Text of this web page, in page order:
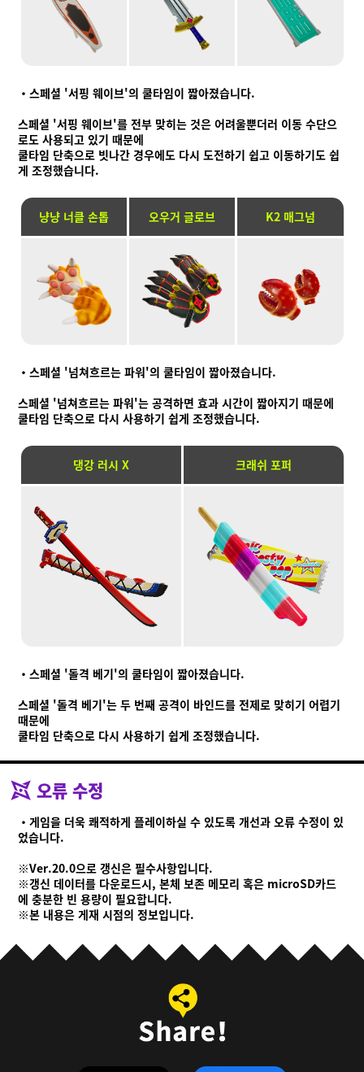
・스페셜 '서핑 웨이브'의 쿨타임이 짧아졌습니다.
스페셜 '서핑 웨이브'를 전부 맞히는 것은 어려울뿐더러 이동 수단으
로도 사용되고 있기 때문에
쿨타임 단축으로 빗나간 경우에도 다시 도전하기 쉽고 이동하기도 쉽
게 조정했습니다.
냥냥 너클 손톱 오우거 글로브 K2 매그넘
・스페셜 '넘쳐흐르는 파워'의 쿨타임이 짧아졌습니다.
스페셜 '넘쳐흐르는 파워'는 공격하면 효과 시간이 짧아지기 때문에
쿨타임 단축으로 다시 사용하기 쉽게 조정했습니다.
댕강 러시 X 크래쉬 포퍼
・스페셜 '돌격 베기'의 쿨타임이 짧아졌습니다.
스페셜 '돌격 베기'는 두 번째 공격이 바인드를 전제로 맞히기 어렵기
때문에
쿨타임 단축으로 다시 사용하기 쉽게 조정했습니다.
오류 수정
・게임을 더욱 쾌적하게 플레이하실 수 있도록 개선과 오류 수정이 있
었습니다.
※Ver.20.0으로 갱신은 필수사항입니다.
※갱신 데이터를 다운로드시, 본체 보존 메모리 혹은 microSD카드
에 충분한 빈 용량이 필요합니다.
※본 내용은 게재 시점의 정보입니다.